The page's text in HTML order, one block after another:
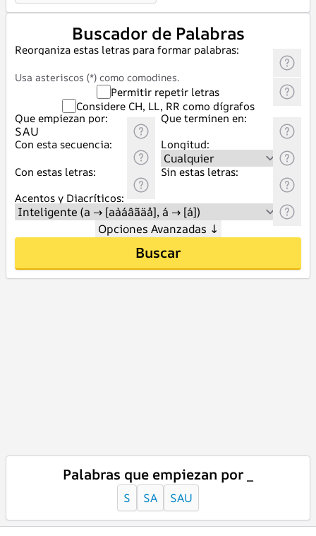
Buscador de Palabras
Reorganiza estas letras para formar palabras:
Usa asteriscos (*) como comodines.
Permitir repetir letras
Considere CH, LL, RR como dígrafos
Que empiezan por:
Que terminen en:
Con esta secuencia:
Longitud:
Con estas letras:
Sin estas letras:
Acentos y Diacríticos:
Opciones Avanzadas ↓
Buscar
Palabras que empiezan por _
S SA SAU